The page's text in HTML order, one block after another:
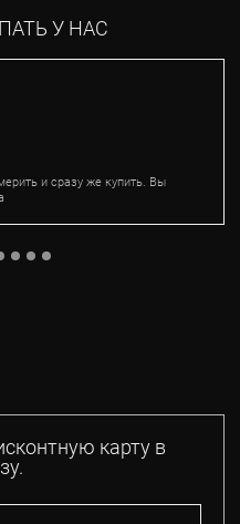
У НАС
и сразу же купить. Вы
карту в